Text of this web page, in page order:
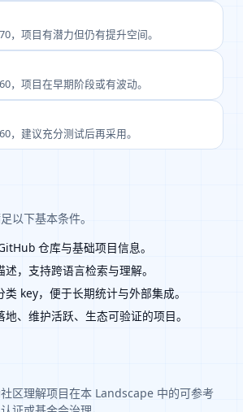
，项目有潜力但仍有提升空间。
，项目在早期阶段或有波动。
，建议充分测试后再采用。
以下基本条件。
仓库与基础项目信息。
，支持跨语言检索与理解。
key，便于长期统计与外部集成。
、维护活跃、生态可验证的项目。
区理解项目在本 Landscape 中的可参考